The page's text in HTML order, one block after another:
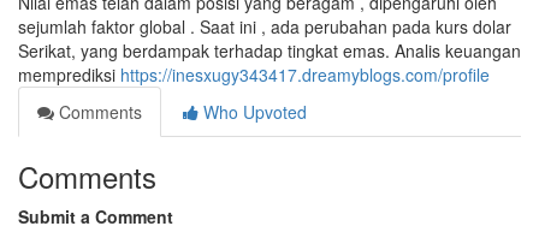
sejumlah faktor global . Saat ini , ada perubahan pada kurs dolar
Serikat, yang berdampak terhadap tingkat emas. Analis keuangan
memprediksi https://inesxugy343417.dreamyblogs.com/profile
Comments
Who Upvoted
Comments
Submit a Comment